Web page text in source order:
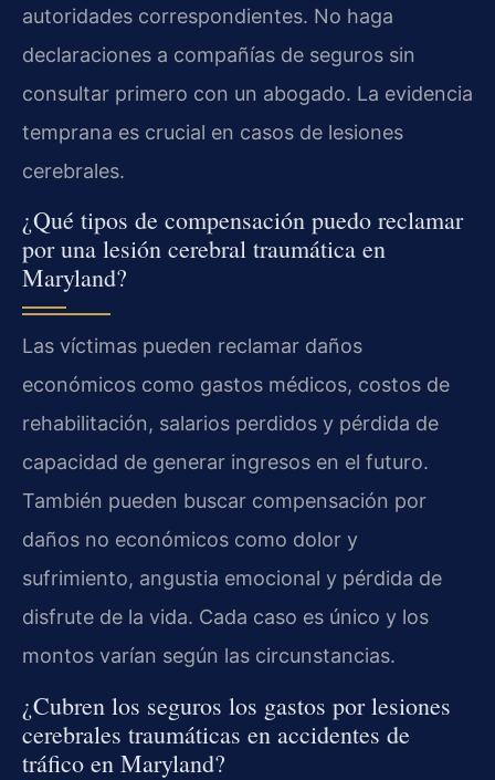
autoridades correspondientes. No haga
declaraciones a compañías de seguros sin
consultar primero con un abogado. La evidencia
temprana es crucial en casos de lesiones
cerebrales.
¿Qué tipos de compensación puedo reclamar
por una lesión cerebral traumática en
Maryland?
Las víctimas pueden reclamar daños
económicos como gastos médicos, costos de
rehabilitación, salarios perdidos y pérdida de
capacidad de generar ingresos en el futuro.
También pueden buscar compensación por
daños no económicos como dolor y
sufrimiento, angustia emocional y pérdida de
disfrute de la vida. Cada caso es único y los
montos varían según las circunstancias.
¿Cubren los seguros los gastos por lesiones
cerebrales traumáticas en accidentes de
tráfico en Maryland?